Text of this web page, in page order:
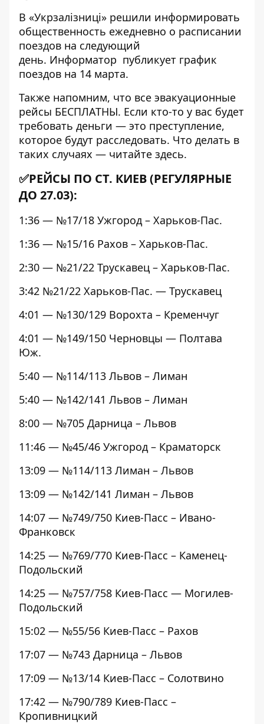
В «Укрзалізниці» решили информировать
общественность ежедневно о расписании
поездов на следующий
день. Информатор публикует график
поездов на 14 марта.
Также напомним, что все эвакуационные
рейсы БЕСПЛАТНЫ. Если кто-то у вас будет
требовать деньги — это преступление,
которое будут расследовать. Что делать в
таких случаях — читайте здесь.
✅РЕЙСЫ ПО СТ. КИЕВ (РЕГУЛЯРНЫЕ
ДО 27.03):
1:36 — №17/18 Ужгород – Харьков-Пас.
1:36 — №15/16 Рахов – Харьков-Пас.
2:30 — №21/22 Трускавец – Харьков-Пас.
3:42 №21/22 Харьков-Пас. — Трускавец
4:01 — №130/129 Ворохта – Кременчуг
4:01 — №149/150 Черновцы — Полтава
Юж.
5:40 — №114/113 Львов – Лиман
5:40 — №142/141 Львов – Лиман
8:00 — №705 Дарница – Львов
11:46 — №45/46 Ужгород – Краматорск
13:09 — №114/113 Лиман – Львов
13:09 — №142/141 Лиман – Львов
14:07 — №749/750 Киев-Пасс – Ивано-
Франковск
14:25 — №769/770 Киев-Пасс – Каменец-
Подольский
14:25 — №757/758 Киев-Пасс — Могилев-
Подольский
15:02 — №55/56 Киев-Пасс – Рахов
17:07 — №743 Дарница – Львов
17:09 — №13/14 Киев-Пасс – Солотвино
17:42 — №790/789 Киев-Пасс –
Кропивницкий